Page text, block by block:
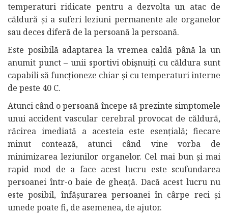
temperaturi ridicate pentru a dezvolta un atac de
căldură și a suferi leziuni permanente ale organelor
sau deces diferă de la persoană la persoană.
Este posibilă adaptarea la vremea caldă până la un
anumit punct – unii sportivi obișnuiți cu căldura sunt
capabili să funcționeze chiar și cu temperaturi interne
de peste 40 C.
Atunci când o persoană începe să prezinte simptomele
unui accident vascular cerebral provocat de căldură,
răcirea imediată a acesteia este esențială; fiecare
minut contează, atunci când vine vorba de
minimizarea leziunilor organelor. Cel mai bun și mai
rapid mod de a face acest lucru este scufundarea
persoanei într-o baie de gheață. Dacă acest lucru nu
este posibil, înfășurarea persoanei în cârpe reci și
umede poate fi, de asemenea, de ajutor.